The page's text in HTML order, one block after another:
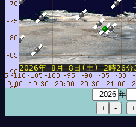
2026年 8月 8日(土) 2時26分
年